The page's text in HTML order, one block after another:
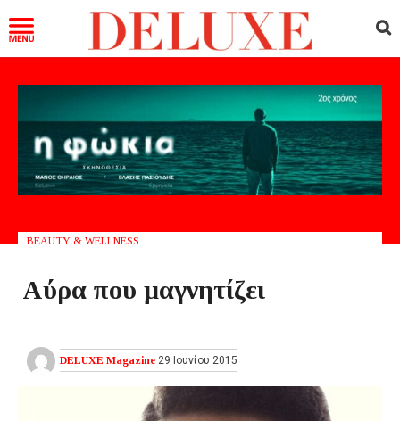
BEAUTY & WELLNESS
Αύρα που μαγνητίζει
DELUXE Magazine 29 Ιουνίου 2015